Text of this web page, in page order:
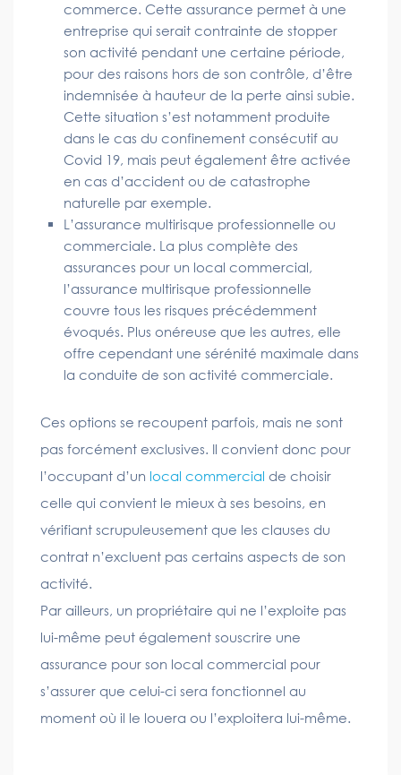
commerce. Cette assurance permet à une
entreprise qui serait contrainte de stopper
son activité pendant une certaine période,
pour des raisons hors de son contrôle, d’être
indemnisée à hauteur de la perte ainsi subie.
Cette situation s’est notamment produite
dans le cas du confinement consécutif au
Covid 19, mais peut également être activée
en cas d’accident ou de catastrophe
naturelle par exemple.
L’assurance multirisque professionnelle ou
commerciale. La plus complète des
assurances pour un local commercial,
l’assurance multirisque professionnelle
couvre tous les risques précédemment
évoqués. Plus onéreuse que les autres, elle
offre cependant une sérénité maximale dans
la conduite de son activité commerciale.
Ces options se recoupent parfois, mais ne sont
pas forcément exclusives. Il convient donc pour
l’occupant d’un local commercial de choisir
celle qui convient le mieux à ses besoins, en
vérifiant scrupuleusement que les clauses du
contrat n’excluent pas certains aspects de son
activité.
Par ailleurs, un propriétaire qui ne l’exploite pas
lui-même peut également souscrire une
assurance pour son local commercial pour
s’assurer que celui-ci sera fonctionnel au
moment où il le louera ou l’exploitera lui-même.